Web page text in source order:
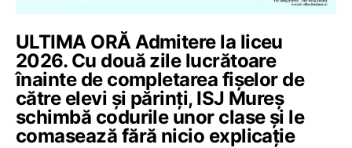
ULTIMA ORĂ Admitere la liceu
2026. Cu două zile lucrătoare
înainte de completarea fișelor de
către elevi și părinți, ISJ Mureș
schimbă codurile unor clase și le
comasează fără nicio explicație